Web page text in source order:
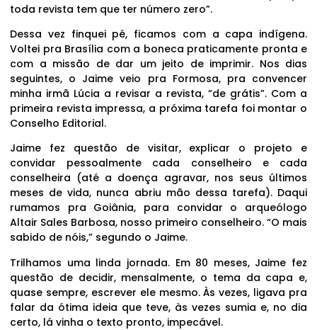
toda revista tem que ter número zero”.
Dessa vez finquei pé, ficamos com a capa indígena.
Voltei pra Brasília com a boneca praticamente pronta e
com a missão de dar um jeito de imprimir. Nos dias
seguintes, o Jaime veio pra Formosa, pra convencer
minha irmã Lúcia a revisar a revista, “de grátis”. Com a
primeira revista impressa, a próxima tarefa foi montar o
Conselho Editorial.
Jaime fez questão de visitar, explicar o projeto e
convidar pessoalmente cada conselheiro e cada
conselheira (até a doença agravar, nos seus últimos
meses de vida, nunca abriu mão dessa tarefa). Daqui
rumamos pra Goiânia, para convidar o arqueólogo
Altair Sales Barbosa, nosso primeiro conselheiro. “O mais
sabido de nóis,” segundo o Jaime.
Trilhamos uma linda jornada. Em 80 meses, Jaime fez
questão de decidir, mensalmente, o tema da capa e,
quase sempre, escrever ele mesmo. Às vezes, ligava pra
falar da ótima ideia que teve, às vezes sumia e, no dia
certo, lá vinha o texto pronto, impecável.